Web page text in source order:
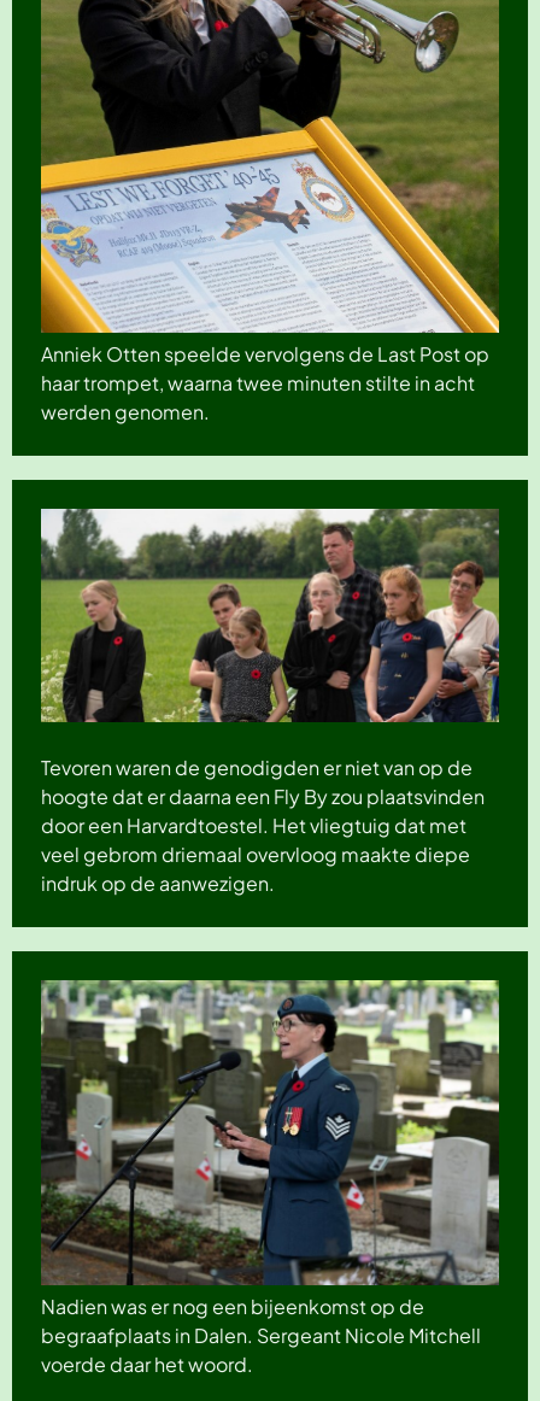
Anniek Otten speelde vervolgens de Last Post op
haar trompet, waarna twee minuten stilte in acht
werden genomen.
Tevoren waren de genodigden er niet van op de
hoogte dat er daarna een Fly By zou plaatsvinden
door een Harvardtoestel. Het vliegtuig dat met
veel gebrom driemaal overvloog maakte diepe
indruk op de aanwezigen.
Nadien was er nog een bijeenkomst op de
begraafplaats in Dalen. Sergeant Nicole Mitchell
voerde daar het woord.